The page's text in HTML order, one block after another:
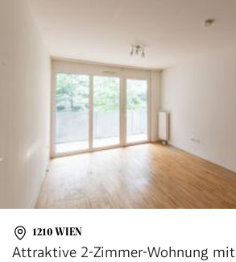
1210 WIEN
Attraktive 2-Zimmer-Wohnung mit